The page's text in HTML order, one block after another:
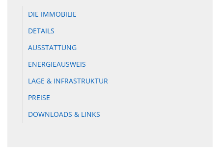
DIE IMMOBILIE
DETAILS
AUSSTATTUNG
ENERGIEAUSWEIS
LAGE & INFRASTRUKTUR
PREISE
DOWNLOADS & LINKS